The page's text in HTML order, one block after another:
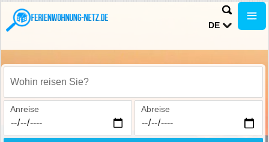
DE
Wohin reisen Sie?
Anreise Abreise